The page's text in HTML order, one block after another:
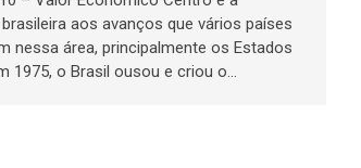
aos avanços que vários países
nessa área, principalmente os Estados
1975, o Brasil ousou e criou o…